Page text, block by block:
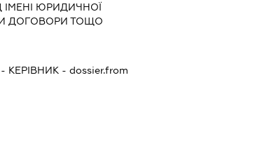
ІМЕНІ ЮРИДИЧНОЇ
ДОГОВОРИ ТОЩО
- КЕРІВНИК- dossier.from